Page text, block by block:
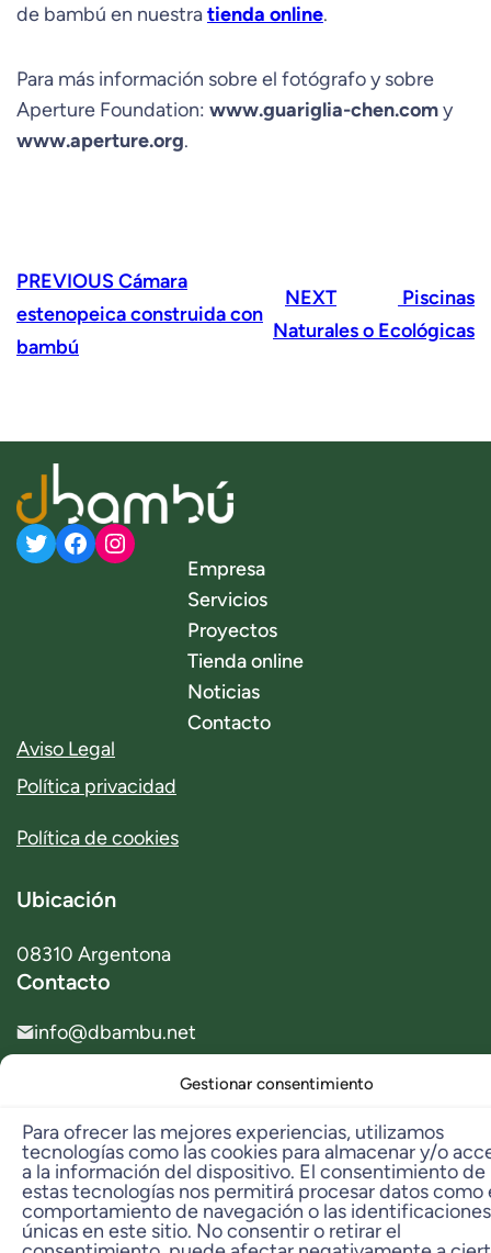
Gestionar consentimiento
Para ofrecer las mejores experiencias, utilizamos
tecnologías como las cookies para almacenar y/o
a la información del dispositivo. El consentimiento de
estas tecnologías nos permitirá procesar datos como
comportamiento de navegación o las identificaciones
únicas en este sitio. No consentir o retirar el
de bambú en nuestratienda online.
Para más información sobre el fotógrafo y sobre
Aperture Foundation: www.guariglia-chen.comy
www.aperture.org.
PREVIOUSCámara
estenopeica construida con
bambú
NEXT
Piscinas
Naturales o Ecológicas
Twitter Facebook Instagram
Empresa
Servicios
Proyectos
Tienda online
Noticias
Contacto
Aviso Legal
Política privacidad
Política de cookies
Ubicación
08310 Argentona
Contacto
info@dbambu.net
Telf. Taller: 606 331 573
© 2023 dbambú. All Rights Reserved.